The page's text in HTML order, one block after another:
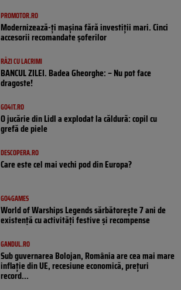
PROMOTOR.RO
Modernizează-ți mașina fără investiții mari. Cinci
accesorii recomandate șoferilor
RÂZI CU LACRIMI
BANCUL ZILEI. Badea Gheorghe: – Nu pot face
dragoste!
GO4IT.RO
O jucărie din Lidl a explodat la căldură: copil cu
grefă de piele
DESCOPERA.RO
Care este cel mai vechi pod din Europa?
GO4GAMES
World of Warships Legends sărbătorește 7 ani de
existență cu activități festive și recompense
GANDUL.RO
Sub guvernarea Bolojan, România are cea mai mare
inflație din UE, recesiune economică, prețuri
record...